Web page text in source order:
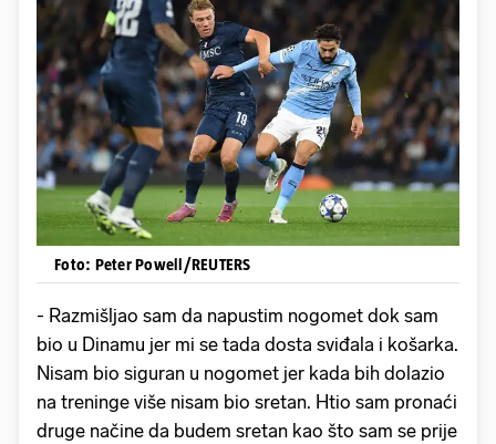
Foto: Peter Powell/REUTERS
- Razmišljao sam da napustim nogomet dok sam
bio u Dinamu jer mi se tada dosta sviđala i košarka.
Nisam bio siguran u nogomet jer kada bih dolazio
na treninge više nisam bio sretan. Htio sam pronaći
druge načine da budem sretan kao što sam se prije